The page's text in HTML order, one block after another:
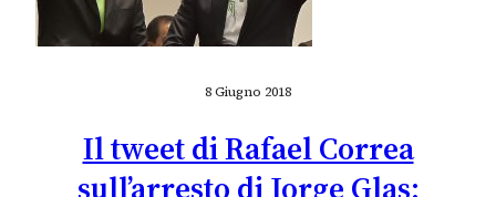
8 Giugno 2018
Il tweet di Rafael Correa
sull’arresto di Jorge Glas: